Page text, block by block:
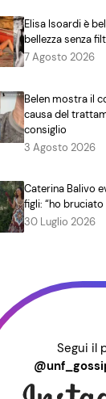
Elisa Isoardi è
bellezza senza
7 Agosto 2026
Belen mostra il
causa del
consiglio
3 Agosto 2026
Caterina Balivo
figli: “ho
30 Luglio 2026
Segui il